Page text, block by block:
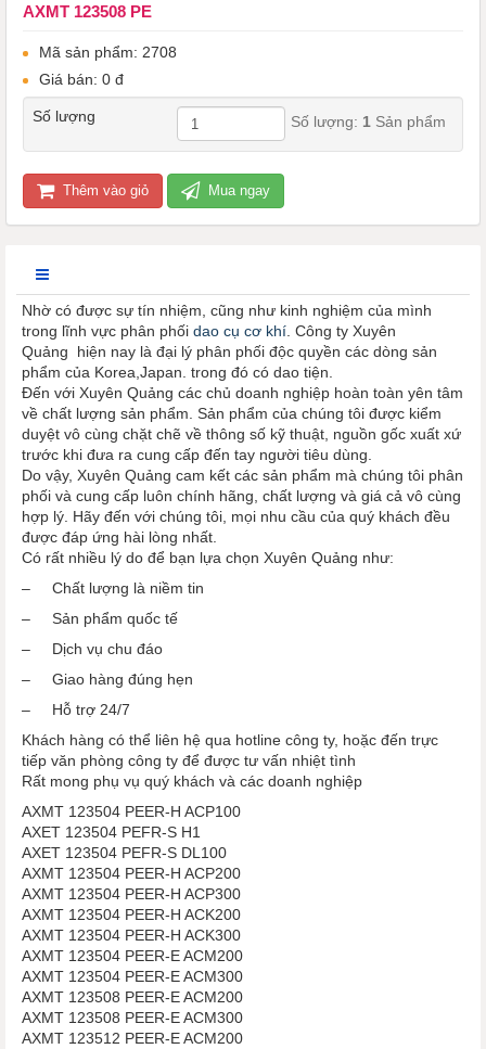
AXMT 123508 PE
Mã sản phẩm: 2708
Giá bán: 0 đ
Số lượng Số lượng: 1 Sản phẩm
Thêm vào giỏ Mua ngay
Nhờ có được sự tín nhiệm, cũng như kinh nghiệm của mình
trong lĩnh vực phân phối dao cụ cơ khí . Công ty Xuyên
Quảng hiện nay là đại lý phân phối độc quyền các dòng sản
phẩm của Korea,Japan. trong đó có dao tiện.
Đến với Xuyên Quảng các chủ doanh nghiệp hoàn toàn yên tâm
về chất lượng sản phẩm. Sản phẩm của chúng tôi được kiểm
duyệt vô cùng chặt chẽ về thông số kỹ thuật, nguồn gốc xuất xứ
trước khi đưa ra cung cấp đến tay người tiêu dùng.
Do vậy, Xuyên Quảng cam kết các sản phẩm mà chúng tôi phân
phối và cung cấp luôn chính hãng, chất lượng và giá cả vô cùng
hợp lý. Hãy đến với chúng tôi, mọi nhu cầu của quý khách đều
được đáp ứng hài lòng nhất.
Có rất nhiều lý do để bạn lựa chọn Xuyên Quảng như:
– Chất lượng là niềm tin
– Sản phẩm quốc tế
– Dịch vụ chu đáo
– Giao hàng đúng hẹn
– Hỗ trợ 24/7
Khách hàng có thể liên hệ qua hotline công ty, hoặc đến trực
tiếp văn phòng công ty để được tư vấn nhiệt tình
Rất mong phụ vụ quý khách và các doanh nghiệp
AXMT 123504 PEER-H ACP100
AXET 123504 PEFR-S H1
AXET 123504 PEFR-S DL100
AXMT 123504 PEER-H ACP200
AXMT 123504 PEER-H ACP300
AXMT 123504 PEER-H ACK200
AXMT 123504 PEER-H ACK300
AXMT 123504 PEER-E ACM200
AXMT 123504 PEER-E ACM300
AXMT 123508 PEER-E ACM200
AXMT 123508 PEER-E ACM300
AXMT 123512 PEER-E ACM200